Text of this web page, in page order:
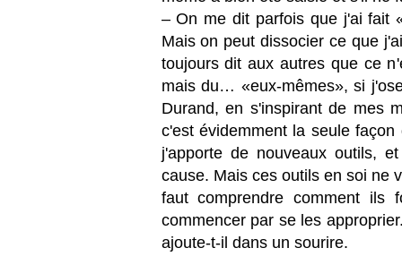
– On me dit parfois que j'ai fait
Mais on peut dissocier ce que
toujours dit aux autres que ce
mais du… «eux-mêmes», si
Durand, en s'inspirant de mes
c'est évidemment la seule
j'apporte de nouveaux outils,
cause. Mais ces outils en soi ne
faut comprendre comment ils
commencer par se les
ajoute-t-il dans un sourire.